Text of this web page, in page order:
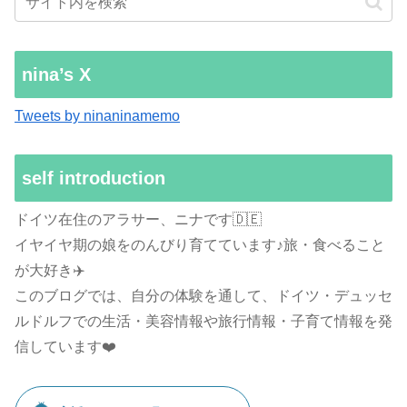
nina’s X
Tweets by ninaninamemo
self introduction
ドイツ在住のアラサー、ニナです🇩🇪
イヤイヤ期の娘をのんびり育てています♪旅・食べること
が大好き✈️
このブログでは、自分の体験を通して、ドイツ・デュッセ
ルドルフでの生活・美容情報や旅行情報・子育て情報を発
信しています❤️